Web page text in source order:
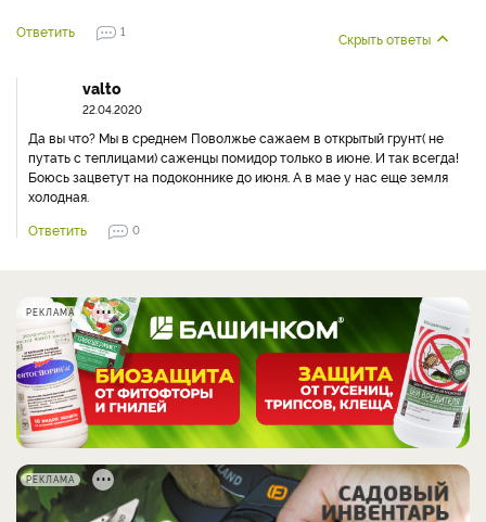
Ответить 1 Скрыть ответы
valto
22.04.2020
Да вы что? Мы в среднем Поволжье сажаем в открытый грунт( не
путать с теплицами) саженцы помидор только в июне. И так всегда!
Боюсь зацветут на подоконнике до июня. А в мае у нас еще земля
холодная.
Ответить
0
РЕКЛАМА
РЕКЛАМА